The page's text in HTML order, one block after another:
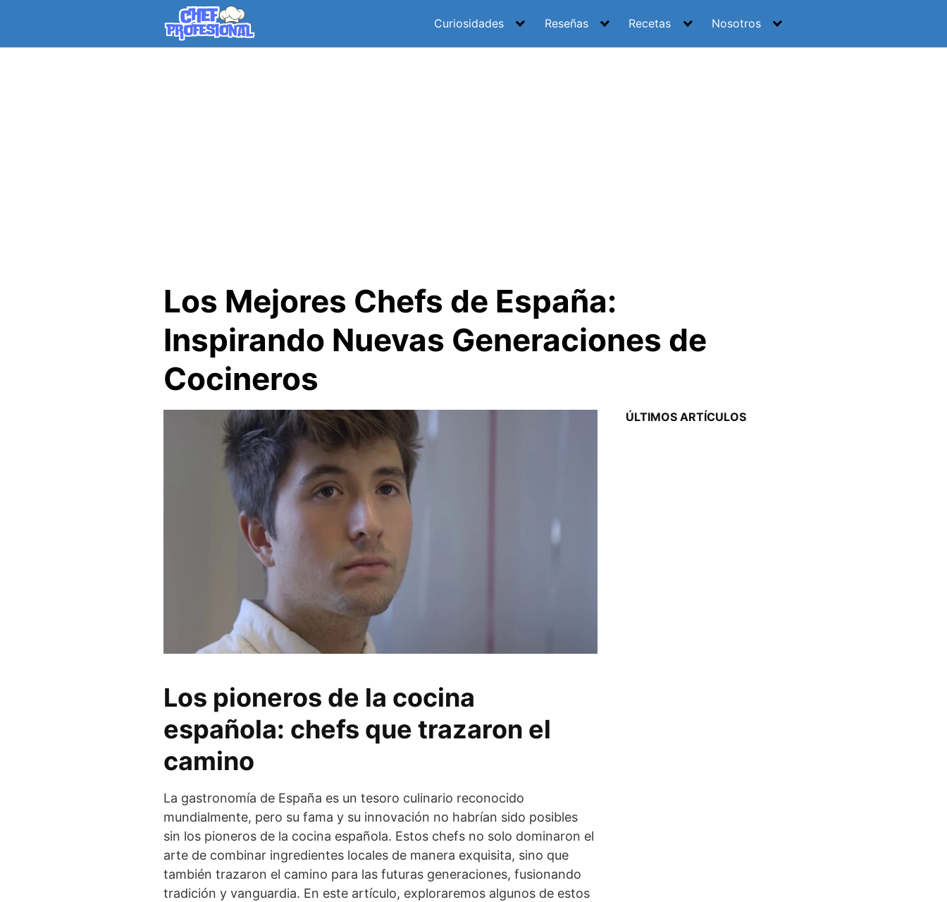
Curiosidades Reseñas Recetas Nosotros
Los Mejores Chefs de España:
Inspirando Nuevas Generaciones de
Cocineros
Los pioneros de la cocina
española: chefs que trazaron el
camino
La gastronomía de España es un tesoro culinario reconocido
mundialmente, pero su fama y su innovación no habrían sido posibles
sin los pioneros de la cocina española. Estos chefs no solo dominaron el
arte de combinar ingredientes locales de manera exquisita, sino que
también trazaron el camino para las futuras generaciones, fusionando
tradición y vanguardia. En este artículo, exploraremos algunos de estos
ÚLTIMOS ARTÍCULOS